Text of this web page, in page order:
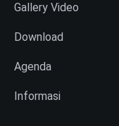
Gallery Video
Download
Agenda
Informasi